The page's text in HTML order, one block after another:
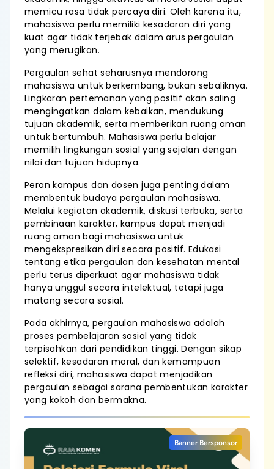
memicu rasa tidak percaya diri. Oleh karena itu,
mahasiswa perlu memiliki kesadaran diri yang
kuat agar tidak terjebak dalam arus pergaulan
yang merugikan.
Pergaulan sehat seharusnya mendorong
mahasiswa untuk berkembang, bukan sebaliknya.
Lingkaran pertemanan yang positif akan saling
mengingatkan dalam kebaikan, mendukung
tujuan akademik, serta memberikan ruang aman
untuk bertumbuh. Mahasiswa perlu belajar
memilih lingkungan sosial yang sejalan dengan
nilai dan tujuan hidupnya.
Peran kampus dan dosen juga penting dalam
membentuk budaya pergaulan mahasiswa.
Melalui kegiatan akademik, diskusi terbuka, serta
pembinaan karakter, kampus dapat menjadi
ruang aman bagi mahasiswa untuk
mengekspresikan diri secara positif. Edukasi
tentang etika pergaulan dan kesehatan mental
perlu terus diperkuat agar mahasiswa tidak
hanya unggul secara intelektual, tetapi juga
matang secara sosial.
Pada akhirnya, pergaulan mahasiswa adalah
proses pembelajaran sosial yang tidak
terpisahkan dari pendidikan tinggi. Dengan sikap
selektif, kesadaran moral, dan kemampuan
refleksi diri, mahasiswa dapat menjadikan
pergaulan sebagai sarana pembentukan karakter
yang kokoh dan bermakna.
Banner Bersponsor